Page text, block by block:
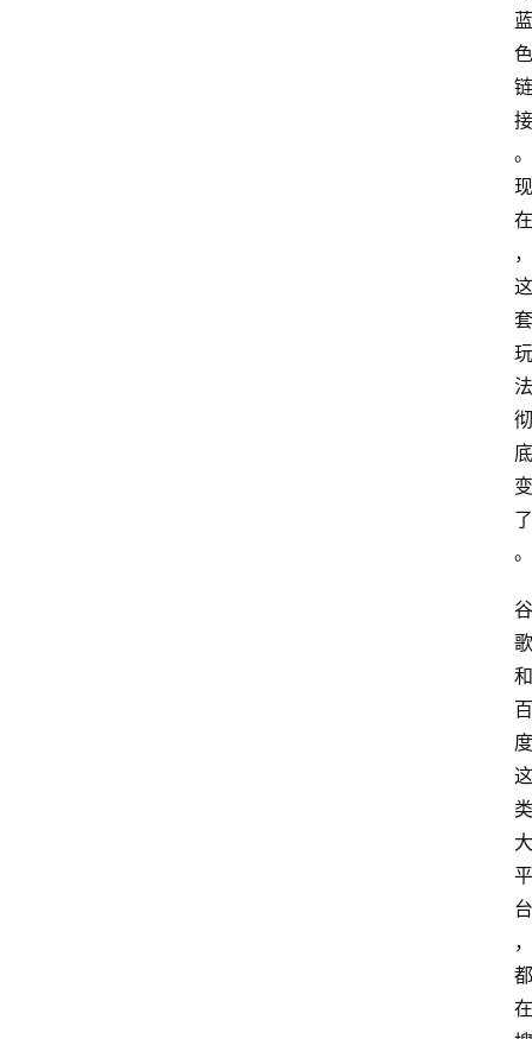
蓝
色
链
接
。
现
在
，
这
套
玩
法
彻
底
变
了
。
谷
歌
和
百
度
这
类
大
平
台
，
都
在